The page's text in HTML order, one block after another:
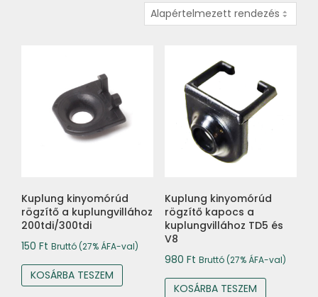
Kuplung kinyomórúd
rögzítő a kuplungvillához
200tdi/300tdi
150 Ft Bruttó (27% ÁFA-val)
KOSÁRBA TESZEM
Kuplung kinyomórúd
rögzítő kapocs a
kuplungvillához TD5 és
V8
980 Ft Bruttó (27% ÁFA-val)
KOSÁRBA TESZEM